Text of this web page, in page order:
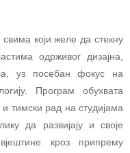
који желе да стекну
одрживог дизајна,
уз посебан фокус на
Програм обухвата
тимски рад на студијама
да развијају и своје
кроз припрему